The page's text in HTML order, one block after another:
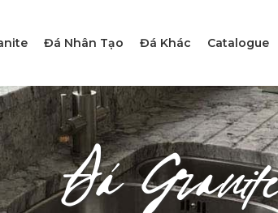
Đá Nhân Tạo Đá Khác Catalogue
Đá Granite